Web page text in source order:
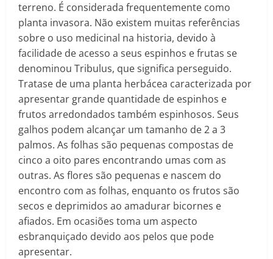
terreno. É considerada frequentemente como
planta invasora. Não existem muitas referências
sobre o uso medicinal na historia, devido à
facilidade de acesso a seus espinhos e frutas se
denominou Tribulus, que significa perseguido.
Tratase de uma planta herbácea caracterizada por
apresentar grande quantidade de espinhos e
frutos arredondados também espinhosos. Seus
galhos podem alcançar um tamanho de 2 a 3
palmos. As folhas são pequenas compostas de
cinco a oito pares encontrando umas com as
outras. As flores são pequenas e nascem do
encontro com as folhas, enquanto os frutos são
secos e deprimidos ao amadurar bicornes e
afiados. Em ocasiões toma um aspecto
esbranquiçado devido aos pelos que pode
apresentar.